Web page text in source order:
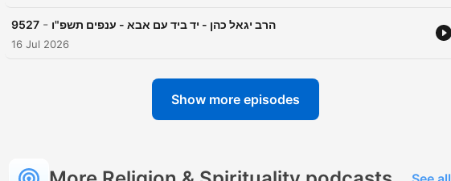
9527 - הרב יגאל כהן - יד ביד עם אבא - ענפים תשפ"ו
16 Jul 2026
Show more episodes